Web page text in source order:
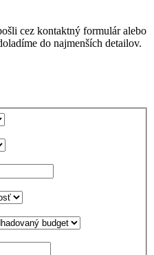
cez kontaktný formulár alebo
do najmenších detailov.